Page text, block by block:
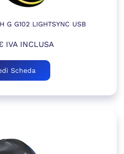
G G102 LIGHTSYNC USB
IVA INCLUSA
Scheda